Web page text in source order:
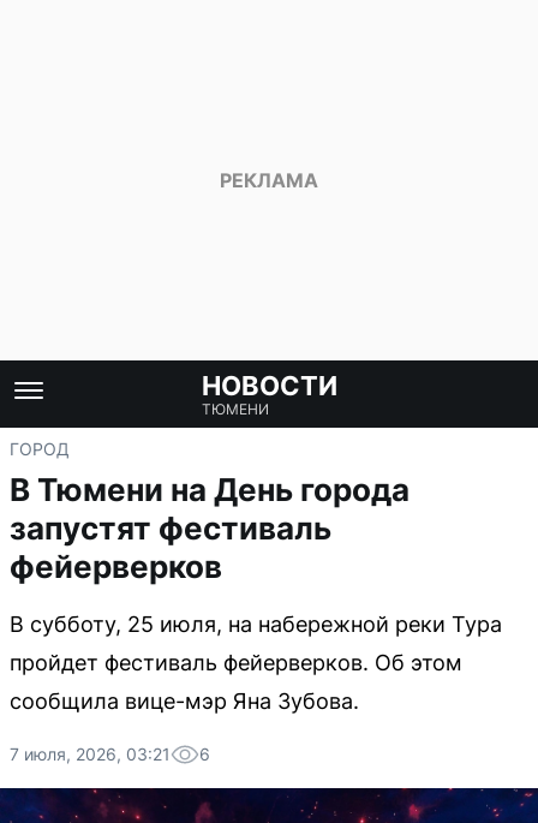
НОВОСТИ
ТЮМЕНИ
ГОРОД
В Тюмени на День города
запустят фестиваль
фейерверков
В субботу, 25 июля, на набережной реки Тура
пройдет фестиваль фейерверков. Об этом
сообщила вице-мэр Яна Зубова.
7 июля, 2026, 03:21 6